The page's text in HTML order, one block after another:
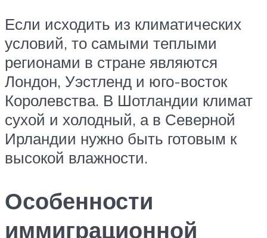
Если исходить из климатических
условий, то самыми теплыми
регионами в стране являются
Лондон, Уэстленд и юго-восток
Королевства. В Шотландии климат
сухой и холодный, а в Северной
Ирландии нужно быть готовым к
высокой влажности.
Особенности
иммиграционной